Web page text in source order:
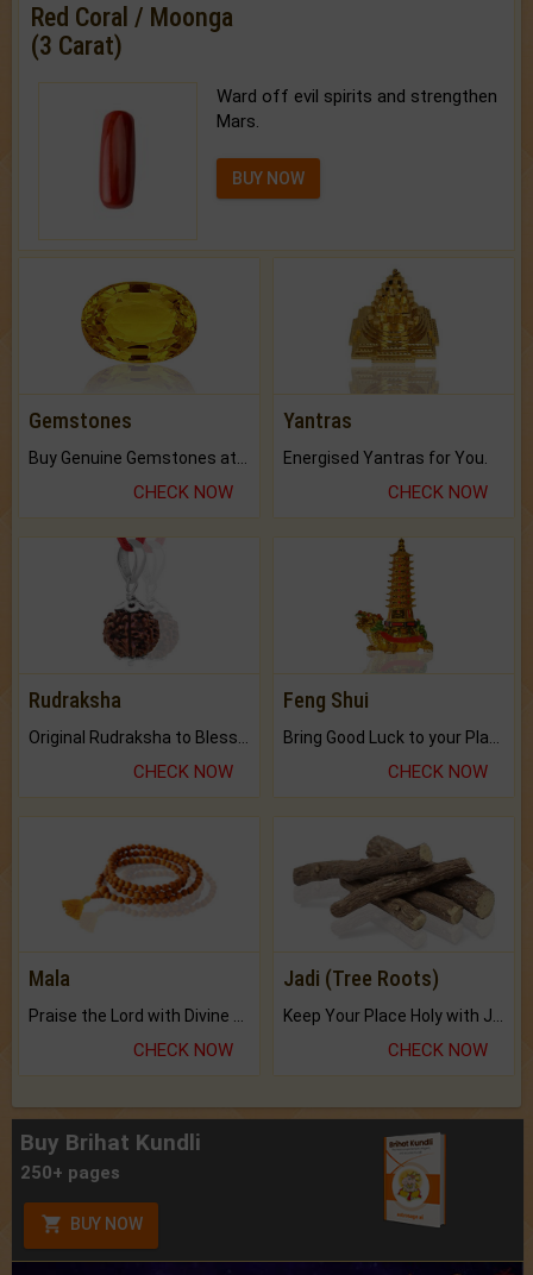
Red Coral / Moonga
(3 Carat)
Ward off evil spirits and strengthen
Mars.
BUY NOW
Gemstones
CHECK NOW
Yantras
Energised Yantras for You.
CHECK NOW
Rudraksha
CHECK NOW
Feng Shui
CHECK NOW
Mala
Praise the Lord with Divine Energies of Mala.
CHECK NOW
Jadi (Tree Roots)
Keep Your Place Holy with Jadi.
CHECK NOW
Buy Brihat Kundli
250+ pages
BUY NOW